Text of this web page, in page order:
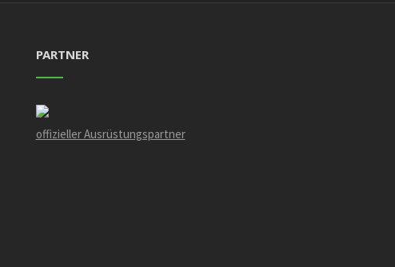
PARTNER
offizieller Ausrüstungspartner